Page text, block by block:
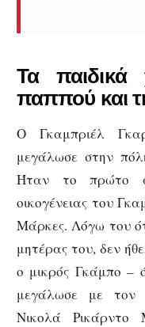
Τα παιδικά
παππού και
Ο Γκαμπριέλ
μεγάλωσε στην
Ήταν το πρώτο
οικογένειας του
Μάρκες. Λόγω του
μητέρας του, δεν
ο μικρός Γκάμπο –
μεγάλωσε με τον
Νικολά